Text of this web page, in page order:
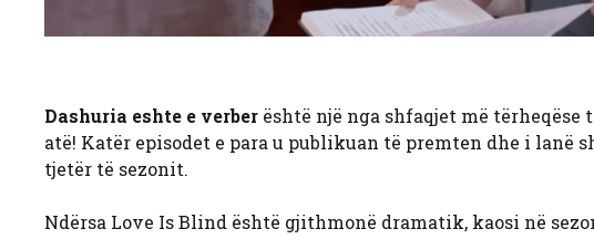
Dashuria eshte e verber është një nga shfaqjet më
atë! Katër episodet e para u publikuan të premten dhe i lanë
tjetër të sezonit.
Ndërsa Love Is Blind është gjithmonë dramatik, kaosi në